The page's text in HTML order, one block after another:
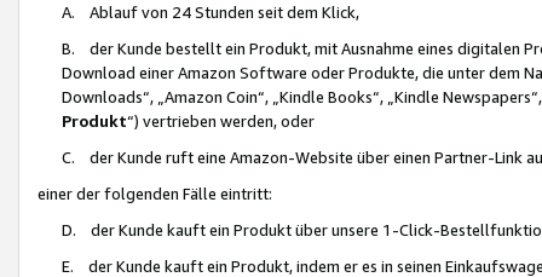
A. Ablauf von 24 Stunden seit dem Klick,
B. der Kunde bestellt ein Produkt, mit Ausnahme eines digitalen
Download einer Amazon Software oder Produkte, die unter dem
Downloads“, „Amazon Coin“, „Kindle Books“, „Kindle
Produkt“) vertrieben werden, oder
C. der Kunde ruft eine Amazon-Website über einen Partner-Link
einer der folgenden Fälle eintritt:
D. der Kunde kauft ein Produkt über unsere 1-Click-
E. der Kunde kauft ein Produkt, indem er es in seinen